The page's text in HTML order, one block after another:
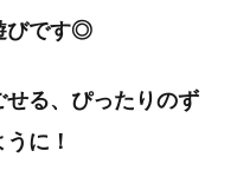
びです◎
る、ぴったりのず
に！